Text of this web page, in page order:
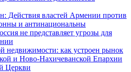
Действия властей Армении против
и антинациональны
не представляет угрозы для
недвижимости: как устроен рынок
и Ново-Нахичеванской Епархии
Церкви